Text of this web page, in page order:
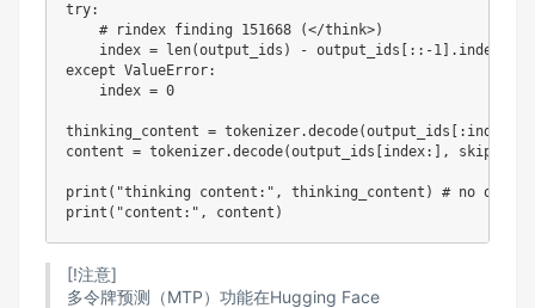
try:
# rindex finding 151668 (</think>)
    index
= len(output_ids ) - output_ids : : -1 . index
except ValueError:
    index
= 0
thinking_content = tokenizer.decode(output_ids : index
content = tokenizer.decode(output_ids index: ,
print ( "thinking content:" , thinking_content )
# no
print ( "content:" , content )
[!注意]
多令牌预测（MTP）功能在Hugging Face